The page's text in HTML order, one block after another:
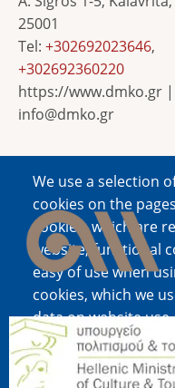
We use a selection
cookies on the
cookies, which are
website; functional
easy of use when
cookies, which we
data on website
cookies, which are
content and
25001
Tel: +302692023646,
+302692360220
https://www.dmko.gr
info@dmko.gr
Image
Image